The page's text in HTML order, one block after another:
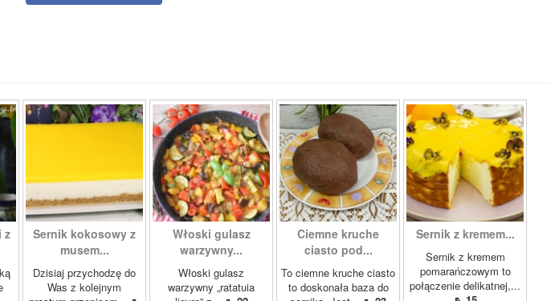
z
Sernik kokosowy z
musem...
Dzisiaj przychodzę do
Was z kolejnym
Włoski gulasz
warzywny...
Włoski gulasz
warzywny „ratatuia
Ciemne kruche
ciasto pod...
To ciemne kruche ciasto
to doskonała baza do
Sernik z kremem...
Sernik z kremem
pomarańczowym to
połączenie delikatnej,...